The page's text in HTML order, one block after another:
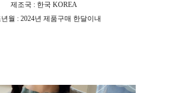
제조국 : 한국 KOREA
월 : 2024년 제품구매 한달이내